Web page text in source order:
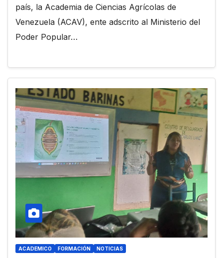
país, la Academia de Ciencias Agrícolas de
Venezuela (ACAV), ente adscrito al Ministerio del
Poder Popular…
ACADEMICO FORMACIÓN NOTICIAS